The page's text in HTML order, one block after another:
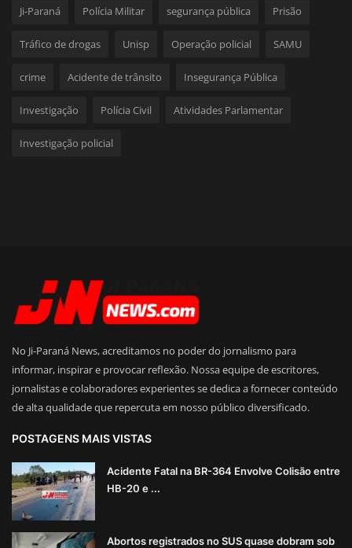
Ji-Paraná Polícia Militar segurança pública Prisão
Tráfico de drogas Unisp Operação policial SAMU
crime Acidente de trânsito Insegurança Pública
Investigação Polícia Civil Atividades Parlamentar
Investigação policial
No Ji-Paraná News, acreditamos no poder do jornalismo para
informar, inspirar e provocar reflexão. Nossa equipe de escritores,
jornalistas e colaboradores experientes se dedica a fornecer conteúdo
de alta qualidade que repercuta em nosso público diversificado.
POSTAGENS MAIS VISTAS
Acidente Fatal na BR-364 Envolve Colisão entre
HB-20 e ...
Abortos registrados no SUS quase dobram sob